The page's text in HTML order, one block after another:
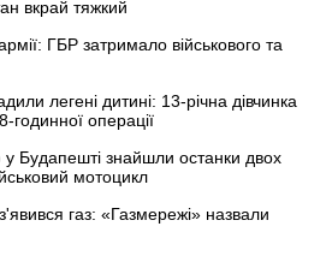
вкрай тяжкий
ГБР затримало військового та
легені дитині: 13-річна дівчинка
годинної операції
Будапешті знайшли останки двох
мотоцикл
газ: «Газмережі» назвали